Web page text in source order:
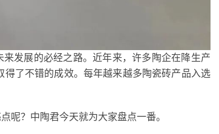
发展的必经之路。近年来，许多陶企在降生产
了不错的成效。每年越来越多陶瓷砖产品入选
呢？中陶君今天就为大家盘点一番。